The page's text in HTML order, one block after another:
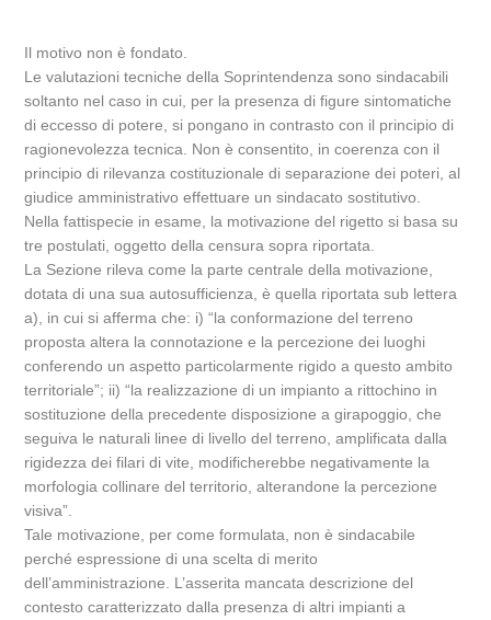
Il motivo non è fondato.
Le valutazioni tecniche della Soprintendenza sono sindacabili
soltanto nel caso in cui, per la presenza di figure sintomatiche
di eccesso di potere, si pongano in contrasto con il principio di
ragionevolezza tecnica. Non è consentito, in coerenza con il
principio di rilevanza costituzionale di separazione dei poteri, al
giudice amministrativo effettuare un sindacato sostitutivo.
Nella fattispecie in esame, la motivazione del rigetto si basa su
tre postulati, oggetto della censura sopra riportata.
La Sezione rileva come la parte centrale della motivazione,
dotata di una sua autosufficienza, è quella riportata sub lettera
a), in cui si afferma che: i) “la conformazione del terreno
proposta altera la connotazione e la percezione dei luoghi
conferendo un aspetto particolarmente rigido a questo ambito
territoriale”; ii) “la realizzazione di un impianto a rittochino in
sostituzione della precedente disposizione a girapoggio, che
seguiva le naturali linee di livello del terreno, amplificata dalla
rigidezza dei filari di vite, modificherebbe negativamente la
morfologia collinare del territorio, alterandone la percezione
visiva”.
Tale motivazione, per come formulata, non è sindacabile
perché espressione di una scelta di merito
dell’amministrazione. L’asserita mancata descrizione del
contesto caratterizzato dalla presenza di altri impianti a